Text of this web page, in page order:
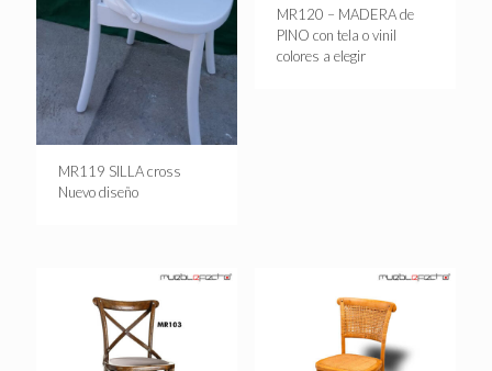
MR119 SILLA cross
Nuevo diseño
MR120 – MADERA de
PINO con tela o vinil
colores a elegir